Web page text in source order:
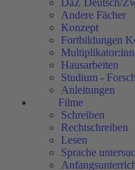
DaZ Deutsch/
Andere Fächer
Konzept
Fortbildungen
Hausarbeiten
Studium -
Anleitungen
Filme
Schreiben
Rechtschreiben
Lesen
Sprache